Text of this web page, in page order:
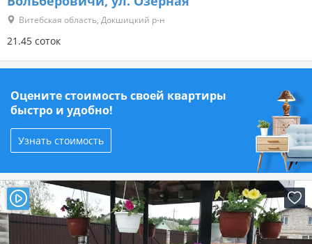
Витебская область, Докшицкий р-н
21.45 соток
Оцените стоимость своей квартиры
быстро и удобно!
Узнать стоимость